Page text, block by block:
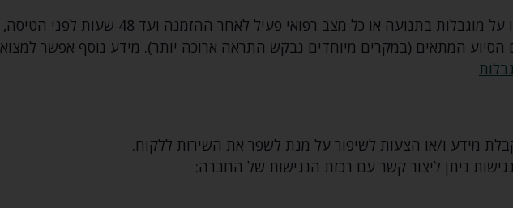
נבקש שתעדכנו אותנו על מוגבלות בתנועה או כל מצב רפואי פעיל לאחר ההזמנה ועד 48 שעות לפני הטיסה‚
הסיוע המתאים (במקרים מיוחדים נבקש התראה ארוכה יותר). מידע נוסף אפשר למצוא
מידע ו/או הצעות לשיפור על מנת לשפר את השירות ללקוח.
ניתן ליצור קשר עם רכזת הנגישות של החברה: